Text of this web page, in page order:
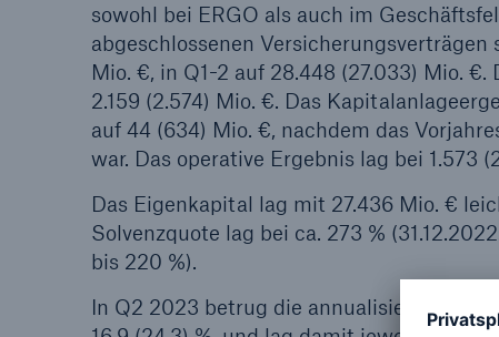
sowohl bei ERGO als auch im
abgeschlossenen Versicherungsverträgen
Mio. €, in Q1-2 auf 28.448 (27.033) Mio.
2.159 (2.574) Mio. €. Das
auf 44 (634) Mio. €, nachdem das
war. Das operative Ergebnis lag bei 1.573
Das Eigenkapital lag mit 27.436 Mio. €
Solvenzquote lag bei ca. 273 %
bis 220 %).
In Q2 2023 betrug die annualisierte